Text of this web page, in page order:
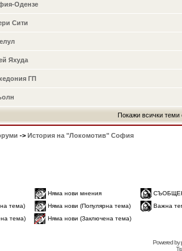
Одензе
Сити
Яхуда
ГП
Покажи всички теми
-> История на "Локомотив" София
Няма нови мнения
тема)
Няма нови (Популярна тема)
Важна
тема)
Няма нови (Заключена тема)
Powered by